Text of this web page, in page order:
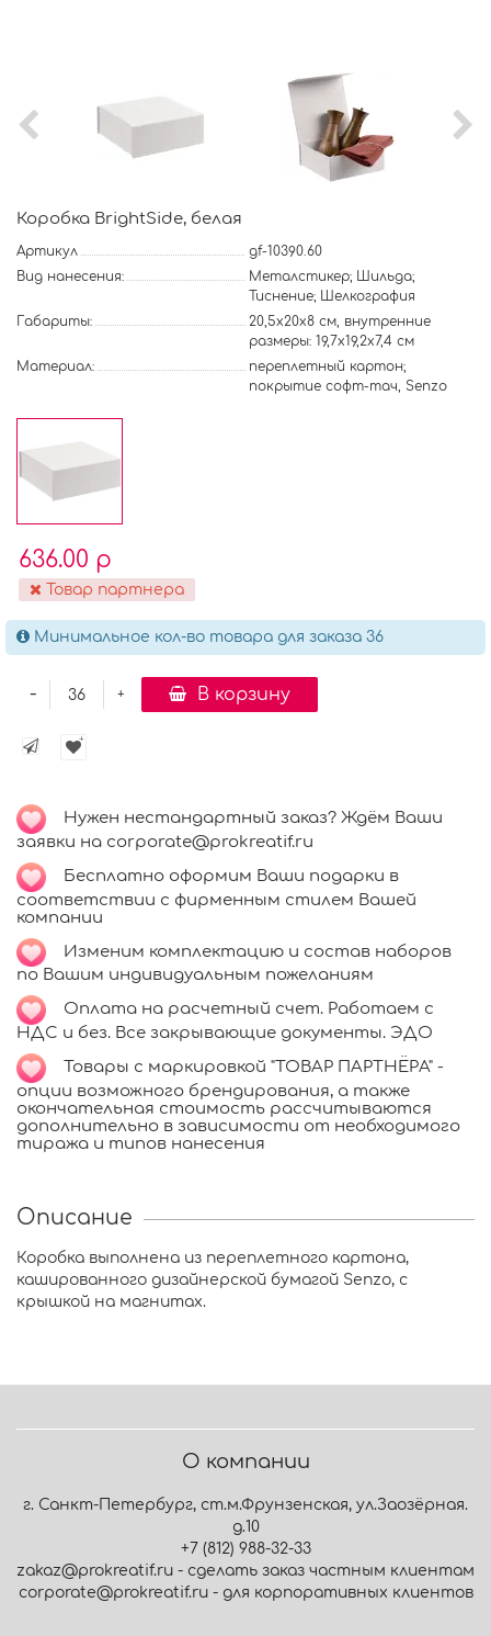
Коробка BrightSide, белая
Артикул
gf-10390.60
Вид нанесения:
Металстикер; Шильда;
Тиснение; Шелкография
Габариты:
20,5х20х8 см, внутренние
размеры: 19,7х19,2х7,4 см
Материал:
переплетный картон;
покрытие софт-тач, Senzo
636.00 р
Товар партнера
Минимальное кол-во товара для заказа 36
+
- В корзину
Нужен нестандартный заказ? Ждём Ваши
заявки на corporate@prokreatif.ru
Бесплатно оформим Ваши подарки в
соответствии с фирменным стилем Вашей
компании
Изменим комплектацию и состав наборов
по Вашим индивидуальным пожеланиям
Оплата на расчетный счет. Работаем с
НДС и без. Все закрывающие документы. ЭДО
Товары с маркировкой "ТОВАР ПАРТНЁРА" -
опции возможного брендирования, а также
окончательная стоимость рассчитываются
дополнительно в зависимости от необходимого
тиража и типов нанесения
Описание
Коробка выполнена из переплетного картона,
кашированного дизайнерской бумагой Senzo, с
крышкой на магнитах.
О компании
г. Санкт-Петербург, ст.м.Фрунзенская, ул.Заозёрная.
д.10
+7 (812) 988-32-33
zakaz@prokreatif.ru - сделать заказ частным клиентам
corporate@prokreatif.ru - для корпоративных клиентов